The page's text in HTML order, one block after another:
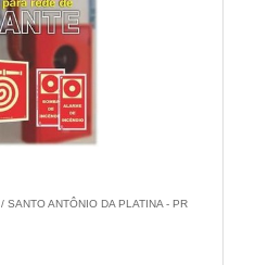
/ SANTO ANTÔNIO DA PLATINA - PR